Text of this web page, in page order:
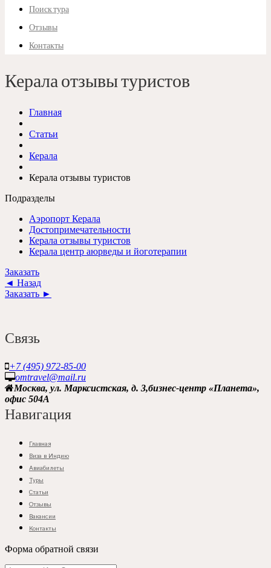
Поиск тура
Отзывы
Контакты
Керала отзывы туристов
Главная
Статьи
Керала
Керала отзывы туристов
Подразделы
Аэропорт Керала
Достопримечательности
Керала отзывы туристов
Керала центр аюрведы и йоготерапии
Заказать
◄ Назад
Заказать ►
Связь
+7 (495) 972-85-00
omtravel@mail.ru
Москва, ул. Марксистская, д. 3,бизнес-центр «Планета»,
офис 504A
Навигация
Главная
Виза в Индию
Авиабилеты
Туры
Статьи
Отзывы
Вакансии
Контакты
Форма обратной связи